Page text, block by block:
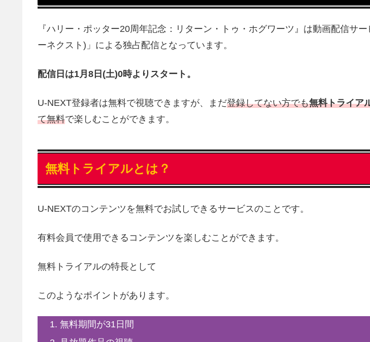
『ハリー・ポッター20周年記念：リターン・トゥ・ホグワーツ』は動画配信サ
ーネクスト)」による独占配信となっています。
配信日は1月8日(土)0時よりスタート。
U-NEXT登録者は無料で視聴できますが、まだ登録してない方でも無料トライア
て無料で楽しむことができます。
無料トライアルとは？
U-NEXTのコンテンツを無料でお試しできるサービスのことです。
有料会員で使用できるコンテンツを楽しむことができます。
無料トライアルの特長として
このようなポイントがあります。
無料期間が31日間